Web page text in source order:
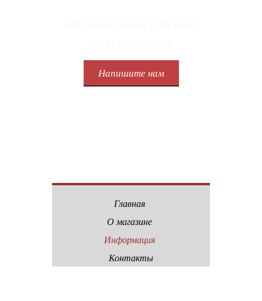
Напишите нам
Главная
О магазине
Информация
Контакты